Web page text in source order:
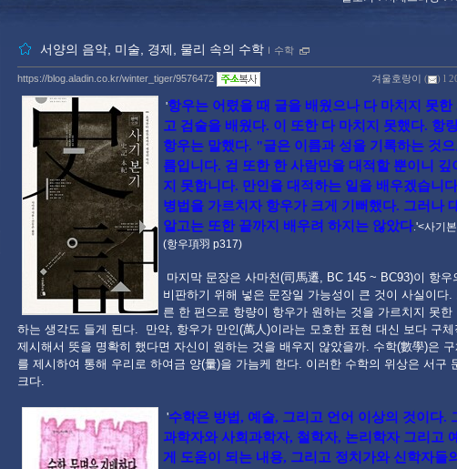
서양의 음악, 미술, 경제, 물리 속의 수학 ｌ 수학
겨울호랑이 ( ) l
https://blog.aladin.co.kr/winter_tiger/9576472
'항우는 어렸을 때 글을 배웠으나 다 마치지 못한
고 검술을 배웠다. 이 또한 다 마치지 못했다. 항
항우는 말했다. "글은 이름과 성을 기록하는 것
름입니다. 검 또한 한 사람만을 대적할 뿐이니 깊
지 못합니다. 만인을 대적하는 일을 배우겠습니
병법을 가르치자 항우가 크게 기뻐했다. 그러나
알고는 또한 끝까지 배우려 하지는 않았다.'<사기
(항우項羽 p317)
마지막 문장은 사마천(司馬遷, BC 145 ~ BC93)이 항우
비판하기 위해 넣은 문장일 가능성이 큰 것이 사실이다.
른 한 편으로 항량이 항우가 원하는 것을 가르치지 못한
하는 생각도 들게 된다. 만약, 항우가 만인(萬人)이라는 모호한 표현 대신 보다 구체
제시해서 뜻을 명확히 했다면 자신이 원하는 것을 배우지 않았을까. 수학(數學)은 구
를 제시하여 통해 우리로 하여금 양(量)을 가늠케 한다. 이러한 수학의 위상은 서구
크다.
'수학은 방법, 예술, 그리고 언어 이상의 것이다.
과학자와 사회과학자, 철학자, 논리학자 그리고
게 도움이 되는 내용, 그리고 정치가와 신학자들